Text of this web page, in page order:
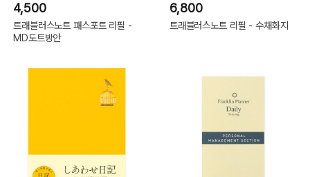
4,500
트래블러스노트 패스포트 리필 -
MD도트방안
6,800
트래블러스노트 리필 - 수채화지